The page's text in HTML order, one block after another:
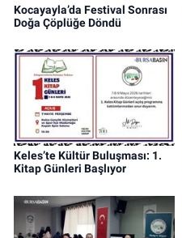
Kocayayla’da Festival Sonrası
Doğa Çöplüğe Döndü
Keles’te Kültür Buluşması: 1.
Kitap Günleri Başlıyor